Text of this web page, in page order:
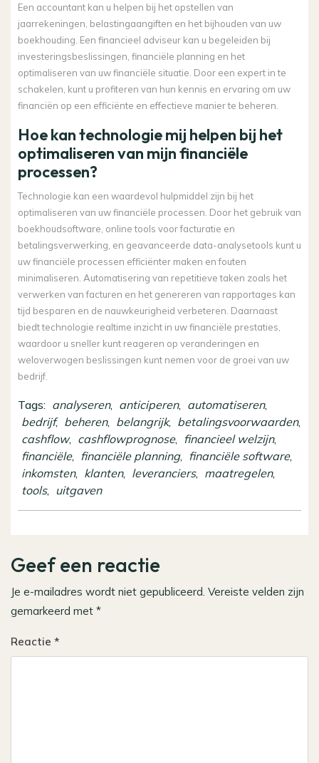
Een accountant kan u helpen bij het opstellen van
jaarrekeningen, belastingaangiften en het bijhouden van uw
boekhouding. Een financieel adviseur kan u begeleiden bij
investeringsbeslissingen, financiële planning en het
optimaliseren van uw financiële situatie. Door een expert in te
schakelen, kunt u profiteren van hun kennis en ervaring om uw
financiën op een efficiënte en effectieve manier te beheren.
Hoe kan technologie mij helpen bij het
optimaliseren van mijn financiële
processen?
Technologie kan een waardevol hulpmiddel zijn bij het
optimaliseren van uw financiële processen. Door het gebruik van
boekhoudsoftware, online tools voor facturatie en
betalingsverwerking, en geavanceerde data-analysetools kunt u
uw financiële processen efficiënter maken en fouten
minimaliseren. Automatisering van repetitieve taken zoals het
verwerken van facturen en het genereren van rapportages kan
tijd besparen en de nauwkeurigheid verbeteren. Daarnaast
biedt technologie realtime inzicht in uw financiële prestaties,
waardoor u sneller kunt reageren op veranderingen en
weloverwogen beslissingen kunt nemen voor de groei van uw
bedrijf.
Tags: analyseren, anticiperen, automatiseren,
bedrijf, beheren, belangrijk, betalingsvoorwaarden,
cashflow, cashflowprognose, financieel welzijn,
financiële, financiële planning, financiële software,
inkomsten, klanten, leveranciers, maatregelen,
tools, uitgaven
Geef een reactie
Je e-mailadres wordt niet gepubliceerd. Vereiste velden zijn
gemarkeerd met *
Reactie *